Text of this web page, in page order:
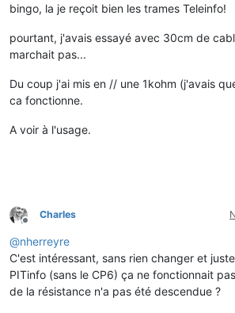
bingo, la je reçoit bien les trames Teleinfo!
pourtant, j'avais essayé avec 30cm de
marchait pas...
Du coup j'ai mis en // une 1kohm (j'avais
ca fonctionne.
A voir à l'usage.
Offline
Charles
@nherreyre
C'est intéressant, sans rien changer et
PITinfo (sans le CP6) ça ne fonctionnait
de la résistance n'a pas été descendue ?